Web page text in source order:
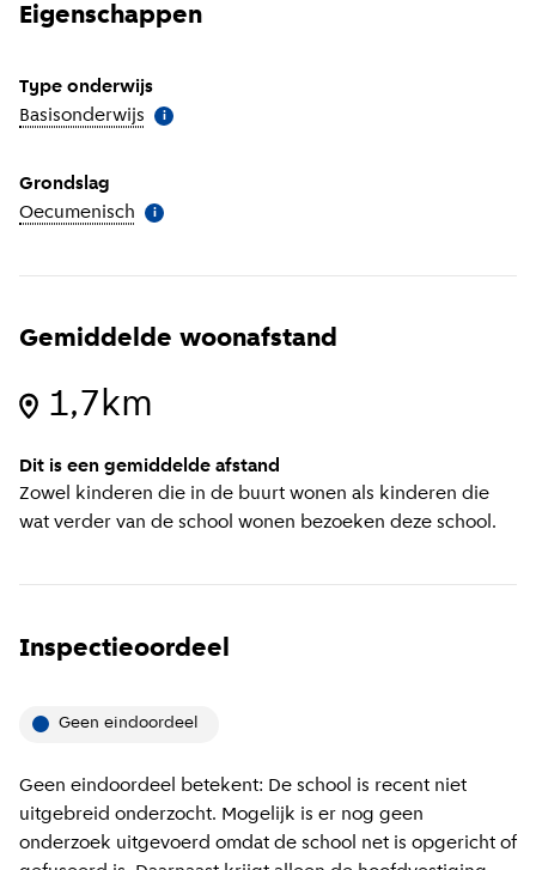
Eigenschappen
Type onderwijs
Basisonderwijs Meer informatie
i
Grondslag
Oecumenisch Meer informatie
i
Gemiddelde woonafstand
1,7km
Dit is een gemiddelde afstand
Zowel kinderen die in de buurt wonen als kinderen die
wat verder van de school wonen bezoeken deze school.
Inspectieoordeel
Geen eindoordeel
Geen eindoordeel betekent: De school is recent niet
uitgebreid onderzocht. Mogelijk is er nog geen
onderzoek uitgevoerd omdat de school net is opgericht of